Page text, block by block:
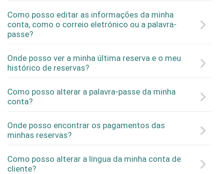
Como posso editar as informações da minha
conta, como o correio eletrónico ou a palavra-
passe?
Onde posso ver a minha última reserva e o meu
histórico de reservas?
Como posso alterar a palavra-passe da minha
conta?
Onde posso encontrar os pagamentos das
minhas reservas?
Como posso alterar a língua da minha conta de
cliente?